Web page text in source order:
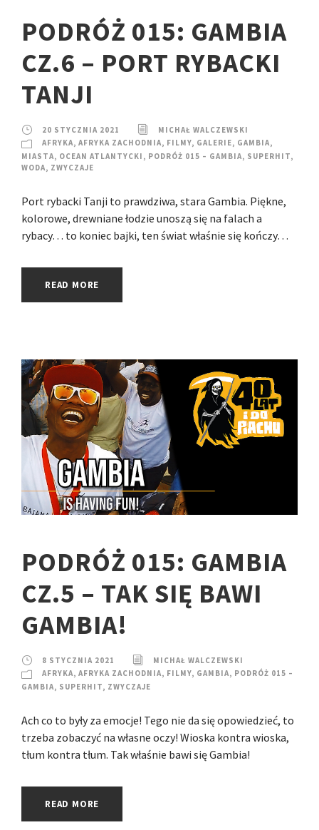
PODRÓŻ 015: GAMBIA
CZ.6 – PORT RYBACKI
TANJI
20 STYCZNIA 2021
MICHAŁ WALCZEWSKI
AFRYKA, AFRYKA ZACHODNIA, FILMY, GALERIE, GAMBIA,
MIASTA, OCEAN ATLANTYCKI , PODRÓŻ 015 – GAMBIA, SUPERHIT,
WODA, ZWYCZAJE
Port rybacki Tanji to prawdziwa, stara Gambia. Piękne,
kolorowe, drewniane łodzie unoszą się na falach a
rybacy… to koniec bajki, ten świat właśnie się kończy…
READ MORE
PODRÓŻ 015: GAMBIA
CZ.5 – TAK SIĘ BAWI
GAMBIA!
8 STYCZNIA 2021
MICHAŁ WALCZEWSKI
AFRYKA, AFRYKA ZACHODNIA, FILMY, GAMBIA, PODRÓŻ 015 –
GAMBIA, SUPERHIT, ZWYCZAJE
Ach co to były za emocje! Tego nie da się opowiedzieć, to
trzeba zobaczyć na własne oczy! Wioska kontra wioska,
tłum kontra tłum. Tak właśnie bawi się Gambia!
READ MORE